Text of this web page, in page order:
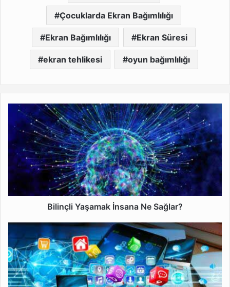
Çocuklarda Ekran Bağımlılığı
Ekran Bağımlılığı Ekran Süresi
ekran tehlikesi oyun bağımlılığı
Bilinçli
Yaşamak
İnsana
Ne
Sağlar?
Bilinçli Yaşamak İnsana Ne Sağlar?
Mobil
Uygulamalar
Bizi
Nasıl
Yönlendirir?